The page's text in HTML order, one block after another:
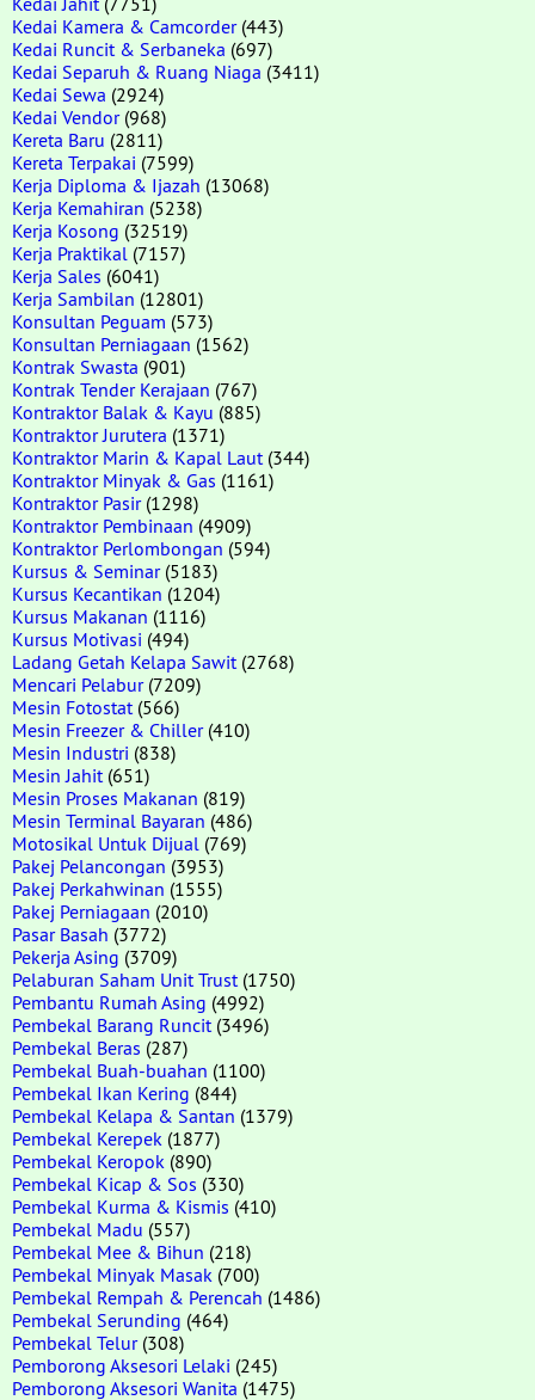
Kedai Kamera & Camcorder(443)
Kedai Runcit & Serbaneka (697)
Kedai Separuh & Ruang Niaga (3411)
Kedai Sewa (2924)
Kedai Vendor(968)
Kereta Baru (2811)
Kereta Terpakai (7599)
Kerja Diploma & Ijazah (13068)
Kerja Kemahiran (5238)
Kerja Kosong (32519)
Kerja Praktikal (7157)
Kerja Sales (6041)
Kerja Sambilan (12801)
Konsultan Peguam (573)
Konsultan Perniagaan (1562)
Kontrak Swasta (901)
Kontrak Tender Kerajaan (767)
Kontraktor Balak & Kayu (885)
Kontraktor Jurutera (1371)
Kontraktor Marin & Kapal Laut (344)
Kontraktor Minyak & Gas (1161)
Kontraktor Pasir(1298)
Kontraktor Pembinaan (4909)
Kontraktor Perlombongan (594)
Kursus & Seminar(5183)
Kursus Kecantikan (1204)
Kursus Makanan (1116)
Kursus Motivasi (494)
Ladang Getah Kelapa Sawit (2768)
Mencari Pelabur(7209)
Mesin Fotostat (566)
Mesin Freezer & Chiller(410)
Mesin Industri (838)
Mesin Jahit (651)
Mesin Proses Makanan (819)
Mesin Terminal Bayaran (486)
Motosikal Untuk Dijual (769)
Pakej Pelancongan (3953)
Pakej Perkahwinan (1555)
Pakej Perniagaan (2010)
Pasar Basah (3772)
Pekerja Asing (3709)
Pelaburan Saham Unit Trust (1750)
Pembantu Rumah Asing (4992)
Pembekal Barang Runcit (3496)
Pembekal Beras (287)
Pembekal Buah-buahan (1100)
Pembekal Ikan Kering (844)
Pembekal Kelapa & Santan (1379)
Pembekal Kerepek (1877)
Pembekal Keropok (890)
Pembekal Kicap & Sos (330)
Pembekal Kurma & Kismis (410)
Pembekal Madu (557)
Pembekal Mee & Bihun (218)
Pembekal Minyak Masak (700)
Pembekal Rempah & Perencah (1486)
Pembekal Serunding (464)
Pembekal Telur(308)
Pemborong Aksesori Lelaki (245)
Pemborong Aksesori Wanita (1475)